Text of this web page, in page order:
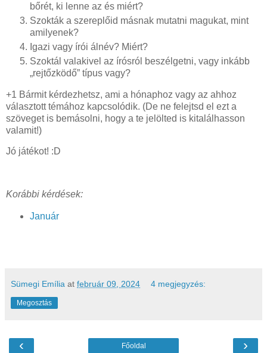
bőrét, ki lenne az és miért?
Szokták a szereplőid másnak mutatni magukat, mint
amilyenek?
Igazi vagy írói álnév? Miért?
Szoktál valakivel az írósról beszélgetni, vagy inkább
„rejtőzködő” típus vagy?
+1 Bármit kérdezhetsz, ami a hónaphoz vagy az ahhoz
választott témához kapcsolódik. (De ne felejtsd el ezt a
szöveget is bemásolni, hogy a te jelölted is kitalálhasson
valamit!)
Jó játékot! :D
Korábbi kérdések:
Január
Sümegi Emília at február 09, 2024 4 megjegyzés:
Megosztás
‹ ›
Főoldal